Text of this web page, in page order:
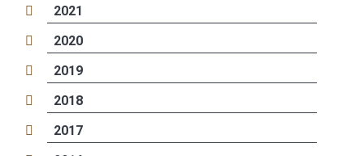
2021
2020
2019
2018
2017